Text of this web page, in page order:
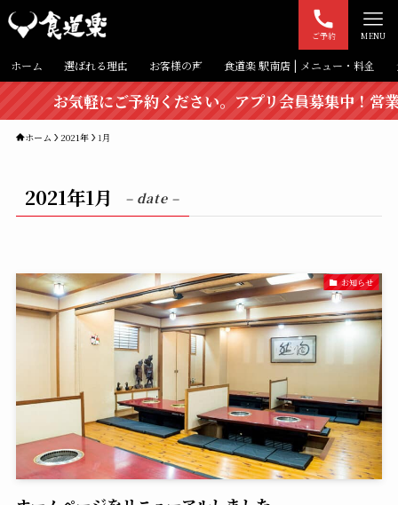
ご予約 MENU
ホーム 選ばれる理由 お客様の声 食道楽 駅南店 | メニュー・料金
お気軽にご予約ください。アプリ会員募集中！営
ホーム 2021年 1月
2021年1月 – date –
お知らせ